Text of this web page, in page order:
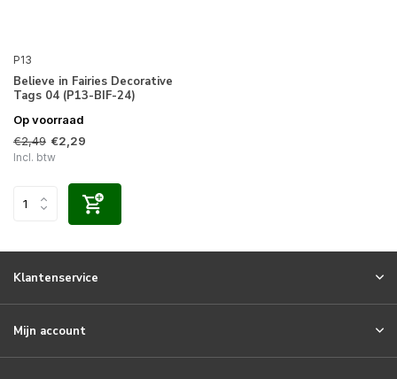
P13
Believe in Fairies Decorative
Tags 04 (P13-BIF-24)
Op voorraad
€2,49 €2,29
Incl. btw
Klantenservice
Mijn account